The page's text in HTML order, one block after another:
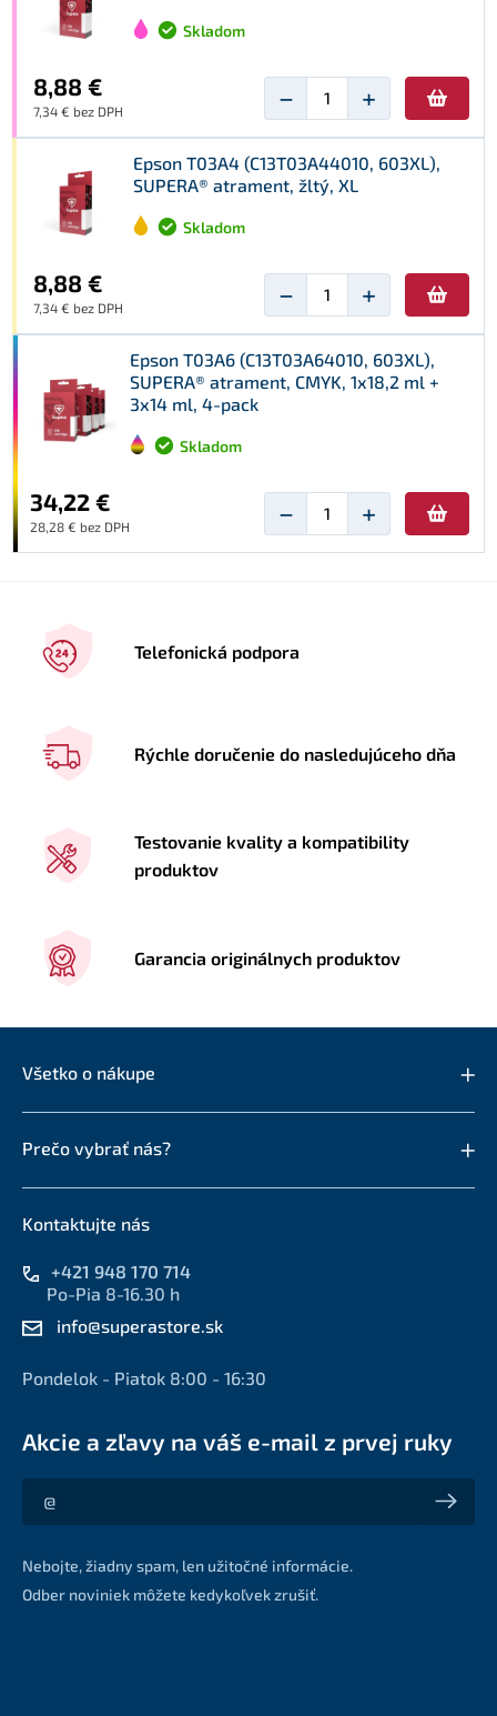
Skladom
8,88 €
7,34 € bez DPH − +
Epson T03A4 (C13T03A44010, 603XL),
SUPERA® atrament, žltý, XL
Skladom
8,88 €
7,34 € bez DPH − +
Epson T03A6 (C13T03A64010, 603XL),
SUPERA® atrament, CMYK, 1x18,2 ml +
3x14 ml, 4-pack
Skladom
34,22 €
28,28 € bez DPH − +
Telefonická podpora
Rýchle doručenie do nasledujúceho dňa
Testovanie kvality a kompatibility
produktov
Garancia originálnych produktov
Všetko o nákupe
Prečo vybrať nás?
Kontaktujte nás
+421 948 170 714
Po-Pia 8-16.30 h
info@superastore.sk
Pondelok - Piatok 8:00 - 16:30
Akcie a zľavy na váš e-mail z prvej ruky
Akcie a zľavy na váš e-mail z prvej ruky
Nebojte, žiadny spam, len užitočné informácie.
Odber noviniek môžete kedykoľvek zrušiť.